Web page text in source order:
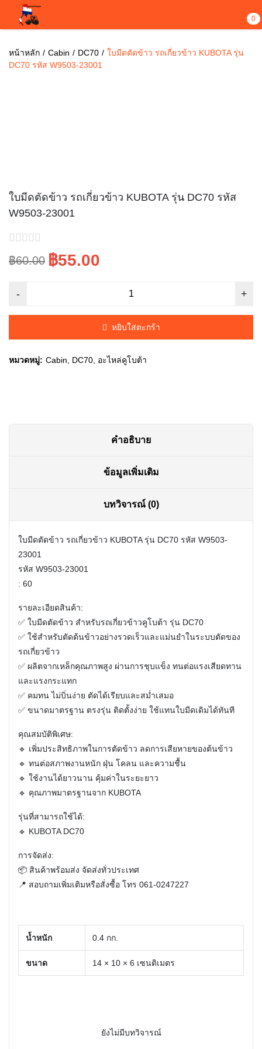
0
หน้าหลัก Cabin DC70
ใบมีดตัดข้าว รถเกี่ยวข้าว KUBOTA รุ่น
DC70 รหัส W9503-23001
ใบมีดตัดข้าว รถเกี่ยวข้าว KUBOTA รุ่น DC70 รหัส
W9503-23001
฿60.00
Original
price
was:
฿60.00.
฿55.00
Current
price
is:
฿55.00.
หยิบใส่ตะกร้า
หมวดหมู่: Cabin DC70 อะไหล่คูโบต้า
คำอธิบาย
ข้อมูลเพิ่มเติม
บทวิจารณ์ (0)
ใบมีดตัดข้าว รถเกี่ยวข้าว KUBOTA รุ่น DC70 รหัส W9503-
23001
รหัส W9503-23001
: 60
รายละเอียดสินค้า:
✅ ใบมีดตัดข้าว สำหรับรถเกี่ยวข้าวคูโบต้า รุ่น DC70
✅ ใช้สำหรับตัดต้นข้าวอย่างรวดเร็วและแม่นยำในระบบตัดของ
รถเกี่ยวข้าว
✅ ผลิตจากเหล็กคุณภาพสูง ผ่านการชุบแข็ง ทนต่อแรงเสียดทาน
และแรงกระแทก
✅ คมทน ไม่บิ่นง่าย ตัดได้เรียบและสม่ำเสมอ
✅ ขนาดมาตรฐาน ตรงรุ่น ติดตั้งง่าย ใช้แทนใบมีดเดิมได้ทันที
คุณสมบัติพิเศษ:
🔹 เพิ่มประสิทธิภาพในการตัดข้าว ลดการเสียหายของต้นข้าว
🔹 ทนต่อสภาพงานหนัก ฝุ่น โคลน และความชื้น
🔹 ใช้งานได้ยาวนาน คุ้มค่าในระยะยาว
🔹 คุณภาพมาตรฐานจาก KUBOTA
รุ่นที่สามารถใช้ได้:
🔹 KUBOTA DC70
การจัดส่ง:
📦 สินค้าพร้อมส่ง จัดส่งทั่วประเทศ
📍 สอบถามเพิ่มเติมหรือสั่งซื้อ โทร 061-0247227
น้ำหนัก 0.4 กก.
ขนาด 14 × 10 × 6 เซนติเมตร
ยังไม่มีบทวิจารณ์